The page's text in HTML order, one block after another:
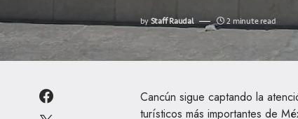
byStaff Raudal 2 minute read
Cancún sigue captando la
turísticos más importantes de